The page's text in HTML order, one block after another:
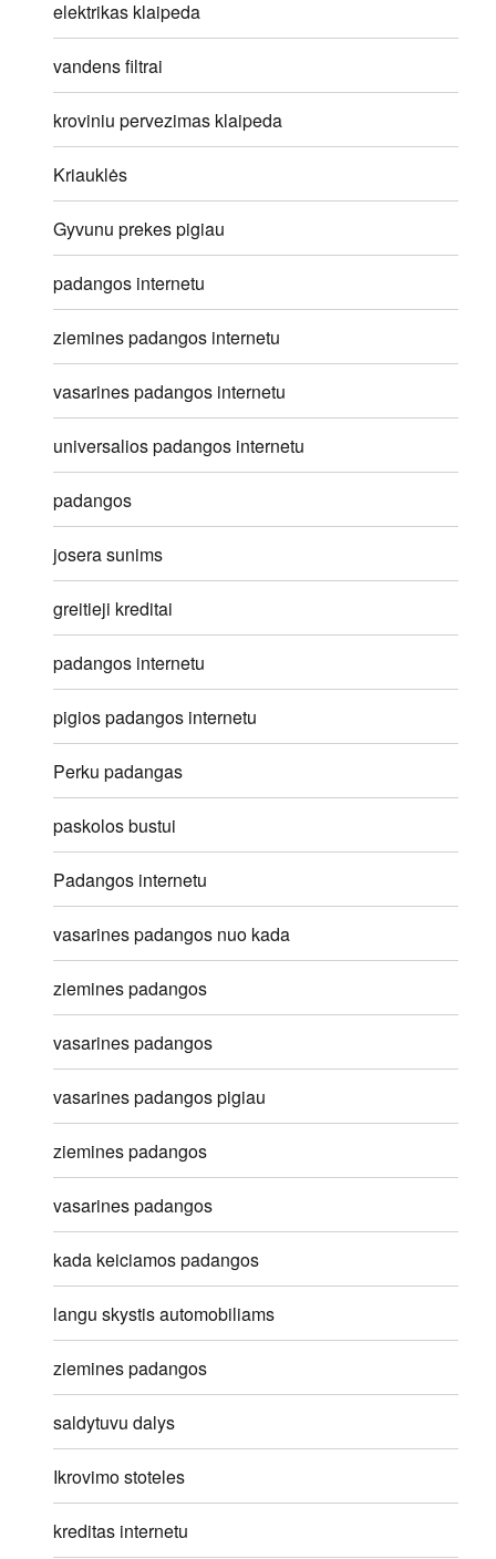
elektrikas klaipeda
vandens filtrai
kroviniu pervezimas klaipeda
Kriauklės
Gyvunu prekes pigiau
padangos internetu
ziemines padangos internetu
vasarines padangos internetu
universalios padangos internetu
padangos
josera sunims
greitieji kreditai
padangos internetu
pigios padangos internetu
Perku padangas
paskolos bustui
Padangos internetu
vasarines padangos nuo kada
ziemines padangos
vasarines padangos
vasarines padangos pigiau
ziemines padangos
vasarines padangos
kada keiciamos padangos
langu skystis automobiliams
ziemines padangos
saldytuvu dalys
Ikrovimo stoteles
kreditas internetu